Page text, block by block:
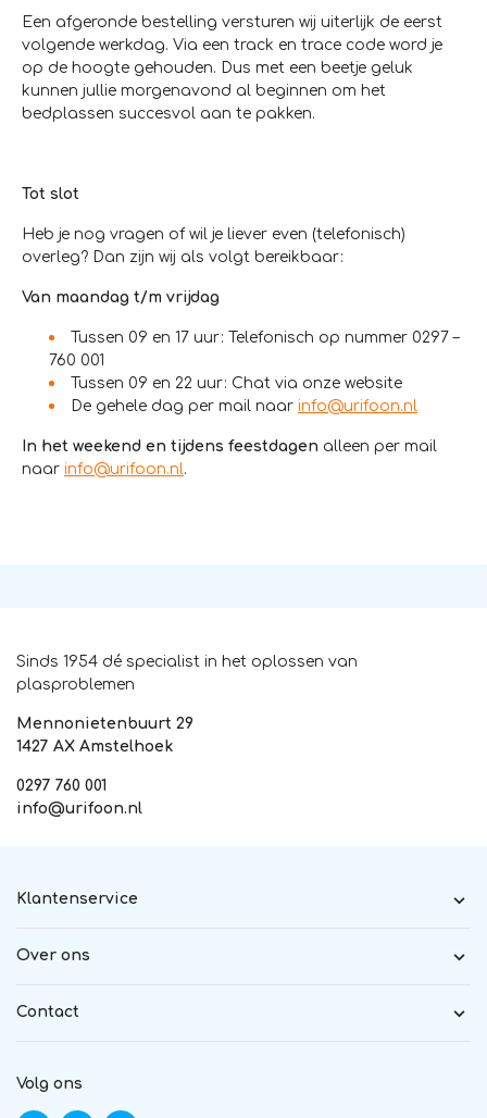
Een afgeronde bestelling versturen wij uiterlijk de eerst
volgende werkdag. Via een track en trace code word je
op de hoogte gehouden. Dus met een beetje geluk
kunnen jullie morgenavond al beginnen om het
bedplassen succesvol aan te pakken.
Tot slot
Heb je nog vragen of wil je liever even (telefonisch)
overleg? Dan zijn wij als volgt bereikbaar:
Van maandag t/m vrijdag
Tussen 09 en 17 uur: Telefonisch op nummer 0297 –
760 001
Tussen 09 en 22 uur: Chat via onze website
De gehele dag per mail naar info@urifoon.nl
In het weekend en tijdens feestdagen alleen per mail
naar info@urifoon.nl.
Sinds 1954 dé specialist in het oplossen van
plasproblemen
Mennonietenbuurt 29
1427 AX Amstelhoek
0297 760 001
info@urifoon.nl
Klantenservice
Over ons
Contact
Volg ons